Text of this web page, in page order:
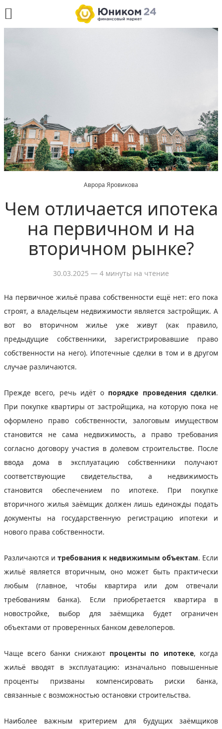
Аврора Яровикова
Чем отличается ипотека
на первичном и на
вторичном рынке?
30.03.2025 — 4 минуты на чтение
На первичное жильё права собственности ещё нет: его пока
строят, а владельцем недвижимости является застройщик. А
вот во вторичном жилье уже живут (как правило,
предыдущие собственники, зарегистрировавшие право
собственности на него). Ипотечные сделки в том и в другом
случае различаются.
Прежде всего, речь идёт о порядке проведения сделки.
При покупке квартиры от застройщика, на которую пока не
оформлено право собственности, залоговым имуществом
становится не сама недвижимость, а право требования
согласно договору участия в долевом строительстве. После
ввода дома в эксплуатацию собственники получают
соответствующие свидетельства, а недвижимость
становится обеспечением по ипотеке. При покупке
вторичного жилья заёмщик должен лишь единожды подать
документы на государственную регистрацию ипотеки и
нового права собственности.
Различаются и требования к недвижимым объектам. Если
жильё является вторичным, оно может быть практически
любым (главное, чтобы квартира или дом отвечали
требованиям банка). Если приобретается квартира в
новостройке, выбор для заёмщика будет ограничен
объектами от проверенных банком девелоперов.
Чаще всего банки снижают проценты по ипотеке, когда
жильё вводят в эксплуатацию: изначально повышенные
проценты призваны компенсировать риски банка,
связанные с возможностью остановки строительства.
Наиболее важным критерием для будущих заёмщиков